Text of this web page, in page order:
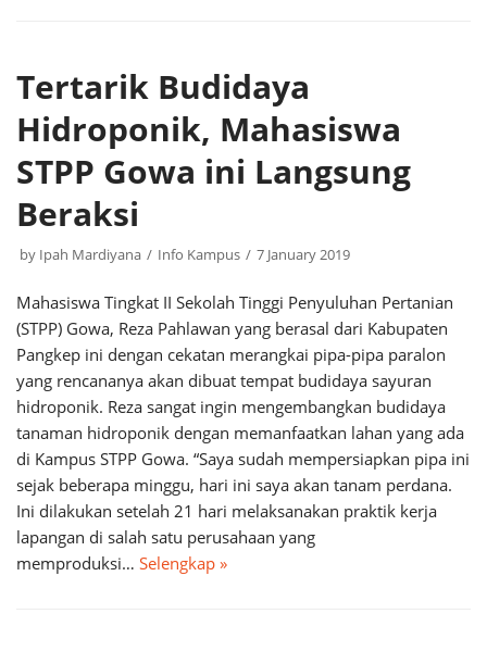
Tertarik Budidaya
Hidroponik, Mahasiswa
STPP Gowa ini Langsung
Beraksi
by Ipah Mardiyana Info Kampus 7 January 2019
Mahasiswa Tingkat II Sekolah Tinggi Penyuluhan Pertanian
(STPP) Gowa, Reza Pahlawan yang berasal dari Kabupaten
Pangkep ini dengan cekatan merangkai pipa-pipa paralon
yang rencananya akan dibuat tempat budidaya sayuran
hidroponik. Reza sangat ingin mengembangkan budidaya
tanaman hidroponik dengan memanfaatkan lahan yang ada
di Kampus STPP Gowa. “Saya sudah mempersiapkan pipa ini
sejak beberapa minggu, hari ini saya akan tanam perdana.
Ini dilakukan setelah 21 hari melaksanakan praktik kerja
lapangan di salah satu perusahaan yang
memproduksi… Selengkap »